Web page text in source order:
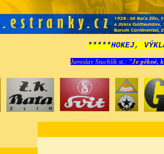
*****HOKEJ,
Jaroslav Stuchlík st.: "Je pěkné,